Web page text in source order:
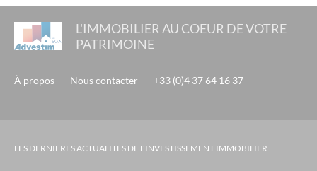
L'IMMOBILIER AU COEUR DE VOTRE
PATRIMOINE
À propos Nous contacter +33 (0)4 37 64 16 37
LES DERNIERES ACTUALITES DE L'INVESTISSEMENT IMMOBILIER